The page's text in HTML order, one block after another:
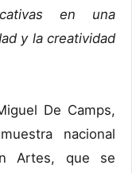
en una
y la creatividad
De Camps,
nacional
Artes, que se